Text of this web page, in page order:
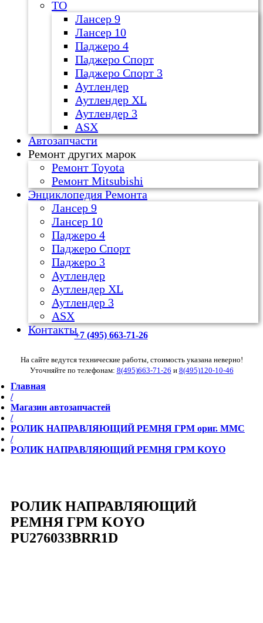
ТО
Лансер 9
Лансер 10
Паджеро 4
Паджеро Спорт
Паджеро Спорт 3
Аутлендер
Аутлендер ХL
Аутлендер 3
ASX
Автозапчасти
Ремонт других марок
Ремонт Toyota
Ремонт Mitsubishi
Энциклопедия Ремонта
Лансер 9
Лансер 10
Паджеро 4
Паджеро Спорт
Паджеро 3
Аутлендер
Аутлендер ХL
Аутлендер 3
ASX
Контакты+7 (495) 663-71-26
На сайте ведутся технические работы, стоимость указана неверно!
Уточняйте по телефонам: 8(495)663-71-26 и 8(495)120-10-46
Главная
/
Магазин автозапчастей
/
РОЛИК НАПРАВЛЯЮЩИЙ РЕМНЯ ГРМ ориг. MMC
/
РОЛИК НАПРАВЛЯЮЩИЙ РЕМНЯ ГРМ KOYO
РОЛИК НАПРАВЛЯЮЩИЙ
РЕМНЯ ГРМ KOYO
PU276033BRR1D